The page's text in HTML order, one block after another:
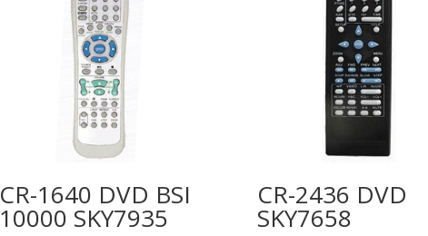
CR-1640 DVD BSI
10000 SKY7935
CR-2436 DVD
SKY7658